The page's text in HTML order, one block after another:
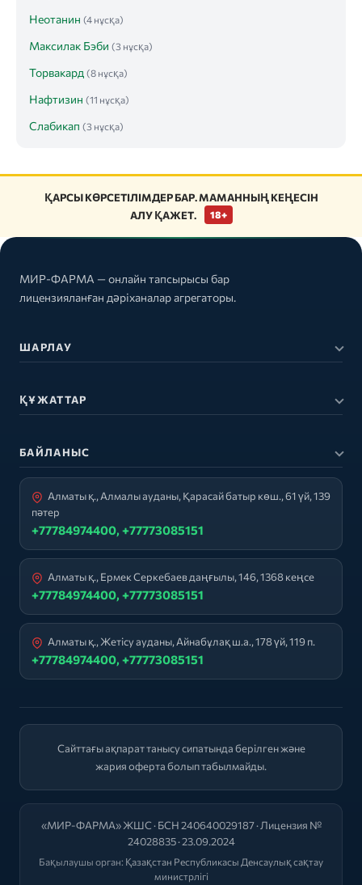
Неотанин (4 нұсқа)
Максилак Бэби (3 нұсқа)
Торвакард (8 нұсқа)
Нафтизин (11 нұсқа)
Слабикап (3 нұсқа)
ҚАРСЫ КӨРСЕТІЛІМДЕР БАР. МАМАННЫҢ КЕҢЕСІН
АЛУ ҚАЖЕТ.
18+
МИР-ФАРМА — онлайн тапсырысы бар
лицензияланған дәріханалар агрегаторы.
ШАРЛАУ
ҚҰЖАТТАР
БАЙЛАНЫС
Алматы қ., Алмалы ауданы, Қарасай батыр көш., 61 үй, 139
пәтер
+77784974400, +77773085151
Алматы қ., Ермек Серкебаев даңғылы, 146, 1368 кеңсе
+77784974400, +77773085151
Алматы қ., Жетісу ауданы, Айнабұлақ ш.а., 178 үй, 119 п.
+77784974400, +77773085151
Сайттағы ақпарат танысу сипатында берілген және
жария оферта болып табылмайды.
«МИР-ФАРМА» ЖШС · БСН 240640029187 · Лицензия №
24028835 · 23.09.2024
Бақылаушы орган: Қазақстан Республикасы Денсаулық сақтау
министрлігі